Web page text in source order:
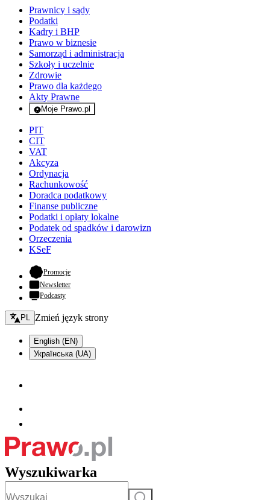
Prawnicy i sądy
Podatki
Kadry i BHP
Prawo w biznesie
Samorząd i administracja
Szkoły i uczelnie
Zdrowie
Prawo dla każdego
Akty Prawne
Moje Prawo.pl
- rejestracja i logowanie do serwisu
PIT
CIT
VAT
Akcyza
Ordynacja
Rachunkowość
Doradca podatkowy
Finanse publiczne
Podatki i opłaty lokalne
Podatek od spadków i darowizn
Orzeczenia
KSeF
Promocje- otwiera się w nowej karcie
Newsletter
Podcasty
Zmień język - bieżący:
PL Zmień język strony
English (EN)
Українська (UA)
Wyszukiwarka
Szukaj